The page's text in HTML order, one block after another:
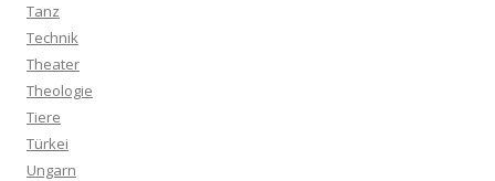
Tanz
Technik
Theater
Theologie
Tiere
Türkei
Ungarn